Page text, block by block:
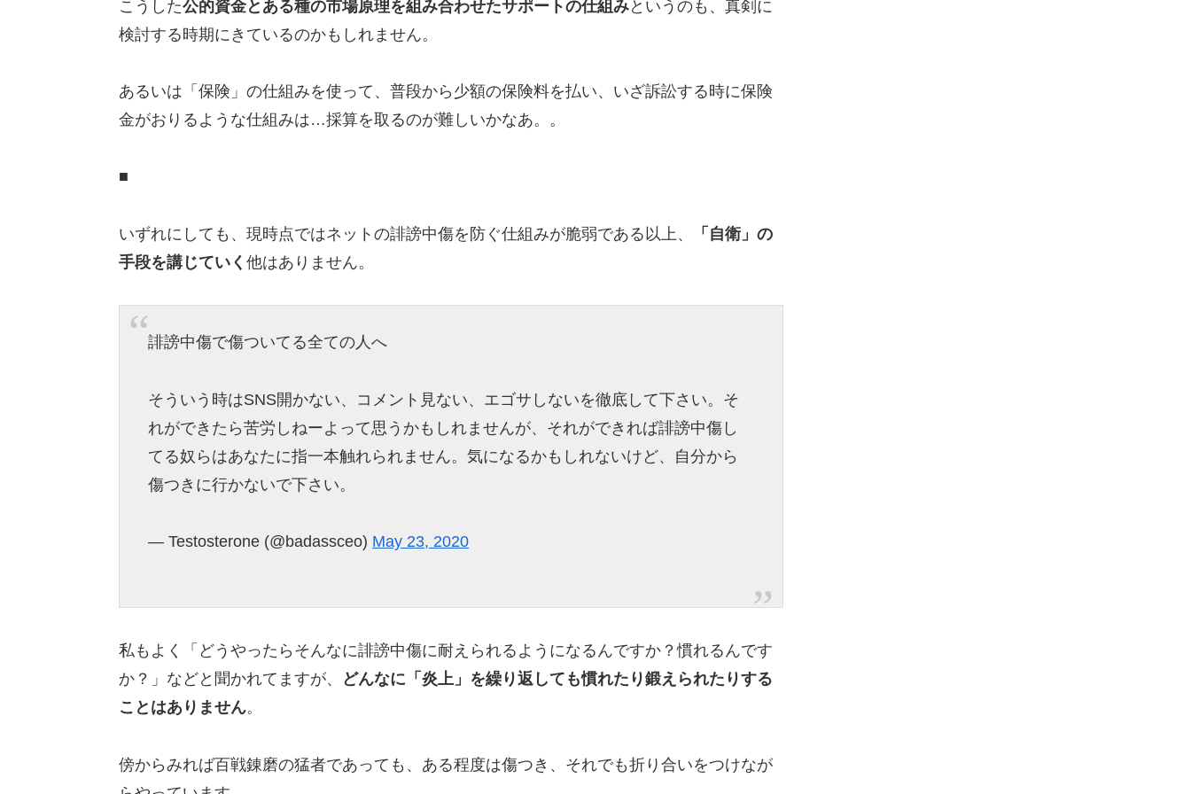
こうした公的資金とある種の市場原理を組み合わせたサポートの仕組みというのも、真剣に
検討する時期にきているのかもしれません。
あるいは「保険」の仕組みを使って、普段から少額の保険料を払い、いざ訴訟する時に保険
金がおりるような仕組みは…採算を取るのが難しいかなあ。。
■
いずれにしても、現時点ではネットの誹謗中傷を防ぐ仕組みが脆弱である以上、
「自衛」の
手段を講じていく 他はありません。
誹謗中傷で傷ついてる全ての人へ
そういう時はSNS開かない、コメント見ない、エゴサしないを徹底して下さい。そ
れができたら苦労しねーよって思うかもしれませんが、それができれば誹謗中傷し
てる奴らはあなたに指一本触れられません。気になるかもしれないけど、自分から
傷つきに行かないで下さい。
— Testosterone (@badassceo) May 23, 2020
私もよく「どうやったらそんなに誹謗中傷に耐えられるようになるんですか？慣れるんです
か？」などと聞かれてますが、
どんなに「炎上」を繰り返しても慣れたり鍛えられたりする
ことはありません。
傍からみれば百戦錬磨の猛者であっても、ある程度は傷つき、それでも折り合いをつけなが